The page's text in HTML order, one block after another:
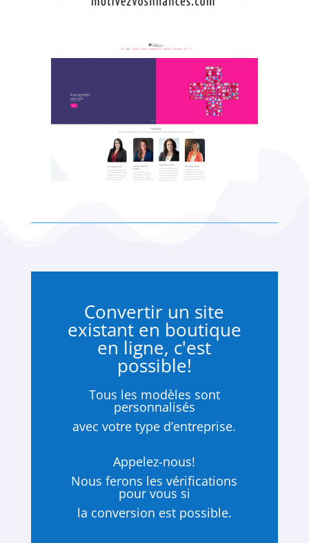
Convertir un site
existant en boutique
en ligne, c'est
possible!
Tous les modèles sont
personnalisés
avec votre type d’entreprise.
Appelez-nous!
Nous ferons les vérifications
pour vous si
la conversion est possible.